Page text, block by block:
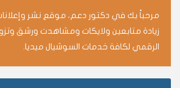
مرحباً بك في دكتور دعم، موقع نشر
زيادة متابعين ولايكات ومشاهدت ورشق
الرقمي لكافة خدمات السوشيال ميديا.